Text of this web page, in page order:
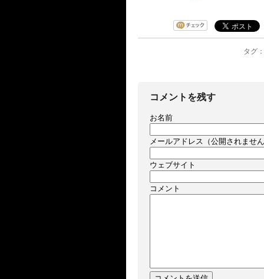
タグ
コメントを残す
お名前
メールアドレス（公開されませ
ウェブサイト
コメント